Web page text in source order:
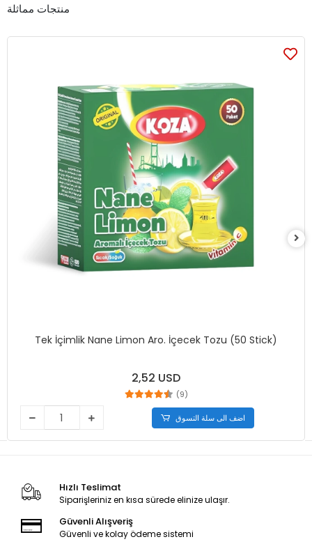
منتجات مماثلة
Tek İçimlik Nane Limon Aro. İçecek Tozu (50 Stick)
2,52 USD
(9)
اضف الى سلة التسوق
Hızlı Teslimat
Siparişleriniz en kısa sürede elinize ulaşır.
Güvenli Alışveriş
Güvenli ve kolay ödeme sistemi